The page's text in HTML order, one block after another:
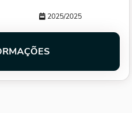
2025/2025